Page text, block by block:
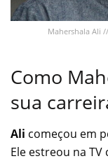
Mahershala Ali
Como
sua
Ali começou em
Ele estreou na TV